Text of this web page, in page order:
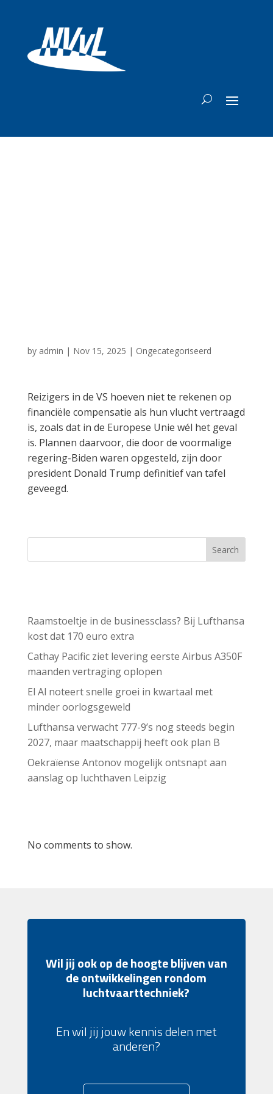
by admin | Nov 15, 2025 | Ongecategoriseerd
Reizigers in de VS hoeven niet te rekenen op
financiële compensatie als hun vlucht vertraagd
is, zoals dat in de Europese Unie wél het geval
is. Plannen daarvoor, die door de voormalige
regering-Biden waren opgesteld, zijn door
president Donald Trump definitief van tafel
geveegd.
Search
Raamstoeltje in de businessclass? Bij Lufthansa
kost dat 170 euro extra
Cathay Pacific ziet levering eerste Airbus A350F
maanden vertraging oplopen
El Al noteert snelle groei in kwartaal met
minder oorlogsgeweld
Lufthansa verwacht 777-9’s nog steeds begin
2027, maar maatschappij heeft ook plan B
Oekraïense Antonov mogelijk ontsnapt aan
aanslag op luchthaven Leipzig
No comments to show.
Wil jij ook op de hoogte blijven van
de ontwikkelingen rondom
luchtvaarttechniek?
En wil jij jouw kennis delen met
anderen?